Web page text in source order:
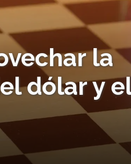
la
dólar y